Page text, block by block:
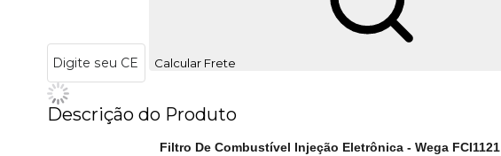
Calcular Frete
Descrição do Produto
Filtro De Combustível Injeção Eletrônica - Wega FCI1121